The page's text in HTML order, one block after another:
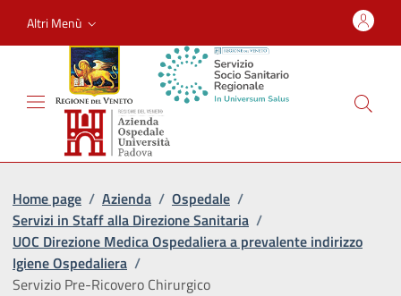
Altri Menù
Home page / Azienda / Ospedale /
Servizi in Staff alla Direzione Sanitaria /
UOC Direzione Medica Ospedaliera a prevalente indirizzo
Igiene Ospedaliera /
Servizio Pre-Ricovero Chirurgico